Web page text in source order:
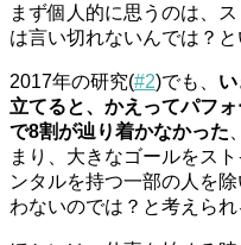
まず個人的に思うのは、
は言い切れないんでは？と
2017年の研究(#2)でも、
立てると、かえってパフ
で8割が辿り着かなかった
まり、大きなゴールをス
ンタルを持つ一部の人を
わないのでは？と考えられ